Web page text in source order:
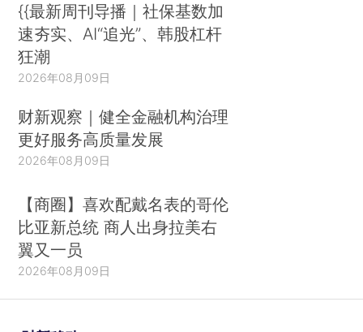
{{最新周刊导播｜社保基数加
速夯实、AI“追光”、韩股杠杆
狂潮
2026年08月09日
财新观察｜健全金融机构治理
更好服务高质量发展
2026年08月09日
【商圈】喜欢配戴名表的哥伦
比亚新总统 商人出身拉美右
翼又一员
2026年08月09日